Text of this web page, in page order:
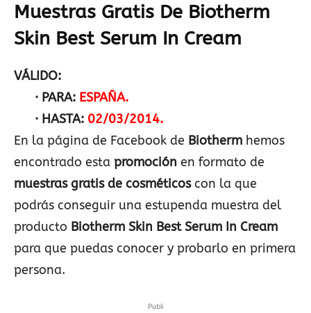
Muestras Gratis De Biotherm
Skin Best Serum In Cream
VÁLIDO:
· PARA: ESPAÑA.
· HASTA: 02/03/2014.
En la página de Facebook de Biotherm hemos
encontrado esta promoción en formato de
muestras gratis de cosméticoscon la que
podrás conseguir una estupenda muestra del
producto Biotherm Skin Best Serum In Cream
para que puedas conocer y probarlo en primera
persona.
Publi